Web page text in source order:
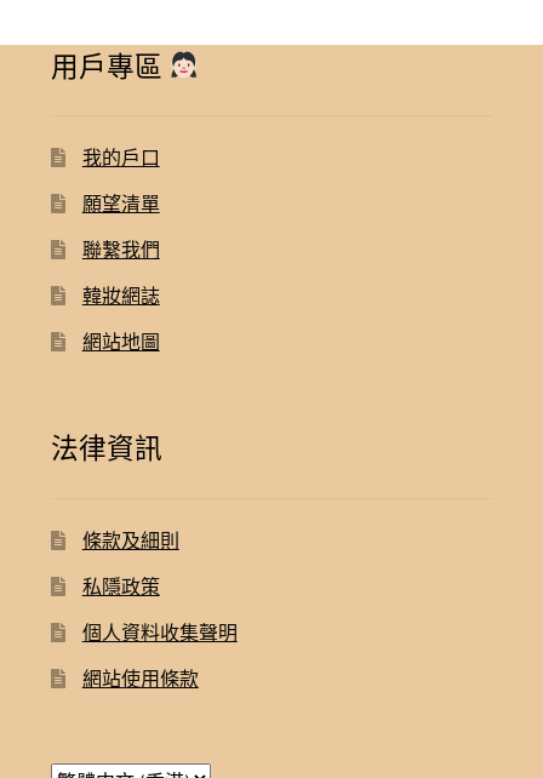
用戶專區
我的戶口
願望清單
聯繫我們
韓妝網誌
網站地圖
法律資訊
條款及細則
私隱政策
個人資料收集聲明
網站使用條款